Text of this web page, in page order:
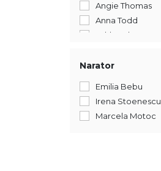
Angie Thomas
Anna Todd
Ashley Elston
Ava Reid
Narator
Emilia Bebu
Irena Stoenescu
Marcela Motoc